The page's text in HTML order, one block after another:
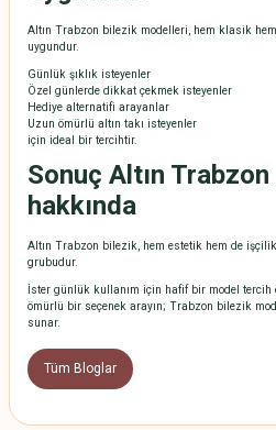
Altın Trabzon bilezik modelleri, hem klasik
uygundur.
Günlük şıklık isteyenler
Özel günlerde dikkat çekmek isteyenler
Hediye alternatifi arayanlar
Uzun ömürlü altın takı isteyenler
için ideal bir tercihtir.
Sonuç Altın
hakkında
Altın Trabzon bilezik, hem estetik hem de işçilik
grubudur.
İster günlük kullanım için hafif bir model tercih
ömürlü bir seçenek arayın; Trabzon bilezik
sunar.
Tüm Bloglar